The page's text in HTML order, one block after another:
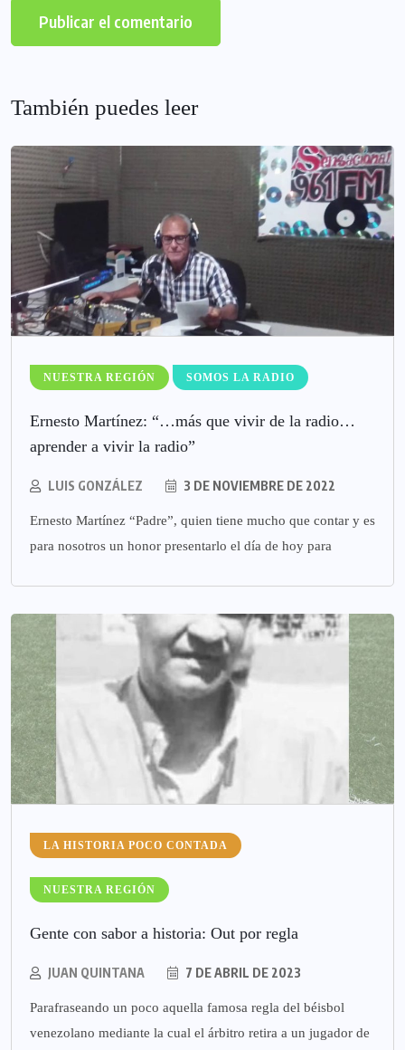
También puedes leer
NUESTRA REGIÓN SOMOS LA RADIO
Ernesto Martínez: “…más que vivir de la radio…
aprender a vivir la radio”
LUIS GONZÁLEZ 3 DE NOVIEMBRE DE 2022
Ernesto Martínez “Padre”, quien tiene mucho que contar y es
para nosotros un honor presentarlo el día de hoy para
LA HISTORIA POCO CONTADA
NUESTRA REGIÓN
Gente con sabor a historia: Out por regla
JUAN QUINTANA 7 DE ABRIL DE 2023
Parafraseando un poco aquella famosa regla del béisbol
venezolano mediante la cual el árbitro retira a un jugador de